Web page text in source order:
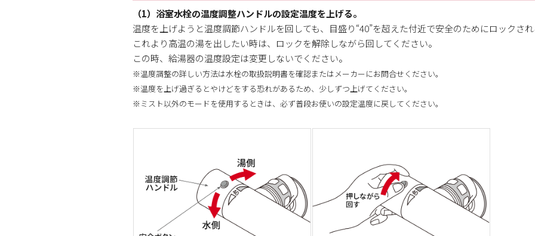
（1）浴室水栓の温度調整ハンドルの設定温度を上げる。
温度を上げようと温度調節ハンドルを回しても、目盛り“40”を超えた付近で安全のためにロックされ
これより高温の湯を出したい時は、ロックを解除しながら回してください。
この時、給湯器の温度設定は変更しないでください。
※温度調整の詳しい方法は水栓の取扱説明書を確認またはメーカーにお問合せください。
※温度を上げ過ぎるとやけどをする恐れがあるため、少しずつ上げてください。
※ミスト以外のモードを使用するときは、必ず普段お使いの設定温度に戻してください。